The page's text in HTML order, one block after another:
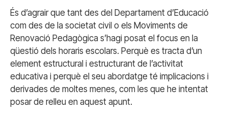
És d’agrair que tant des del Departament d’Educació
com des de la societat civil o els Moviments de
Renovació Pedagògica s’hagi posat el focus en la
qüestió dels horaris escolars. Perquè es tracta d’un
element estructural i estructurant de l’activitat
educativa i perquè el seu abordatge té implicacions i
derivades de moltes menes, com les que he intentat
posar de relleu en aquest apunt.